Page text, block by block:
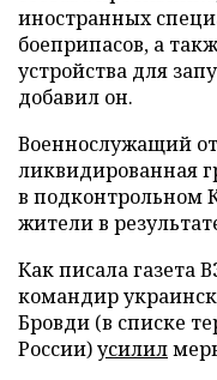
иностранных
боеприпасов, а
устройства для
добавил он.
Военнослужащий
ликвидированная
в подконтрольном
жители в
Как писала газета
командир
Бровди (в списке
России)усилил